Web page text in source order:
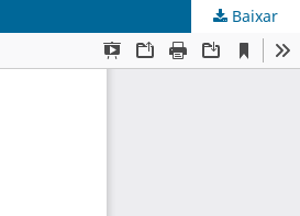
Baixar